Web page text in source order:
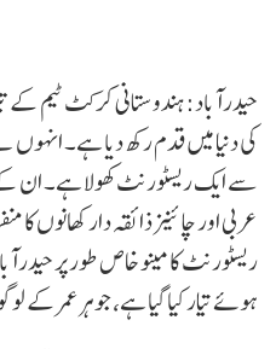
حیدرآباد:ہندوستانی کرکٹ ٹیم کے
کی دنیا میں قدم رکھ دیا ہے۔ انہوں
سے ایک ریسٹورنٹ کھولا ہے۔ ان کے
عربی اور چائنیز ذائقہ دار کھانوں کا
ریسٹورنٹ کا مینو خاص طور پر
ہوئے تیار کیا گیا ہے، جو ہر عمر کے